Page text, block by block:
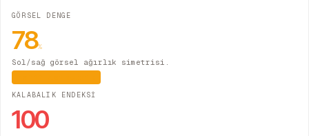
GÖRSEL DENGE
78%
Sol/sağ görsel ağırlık simetrisi.
KALABALIK ENDEKSİ
100